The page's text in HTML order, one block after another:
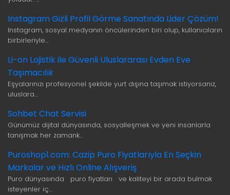
Instagram Gizli Profil Görme Sanatında Lider Çözüm!
Instagram, sosyal medyanın öncülerinden biri olup, kullanıcıların
birbirleriyle…
Li-on Lojistik ile Güvenli Uluslararası Evden Eve
Taşımacılık
Eşyalarınızı profesyonel şekilde yurt dışına taşımak istiyorsanız,
uluslara…
Sohbet Chat Servisi
Günümüz dijital dünyasında, sosyalleşmek ve yeni insanlarla
tanışmak her zamank…
Puroshop1.com: Cazip Puro Fiyatlarıyla En Seçkin
Markalar ve Hızlı Online Alışveriş
Puro dünyasında puro fiyatları ve kaliteyi bir arada bulmak
isteyenler iç…